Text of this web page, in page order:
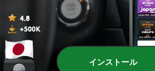
インストール